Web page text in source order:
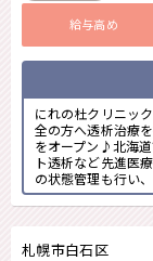
給与高め
にれの杜クリニッ
全の方へ透析治療
をオープン♪北海
ト透析など先進医
の状態管理も行い
札幌市白石区